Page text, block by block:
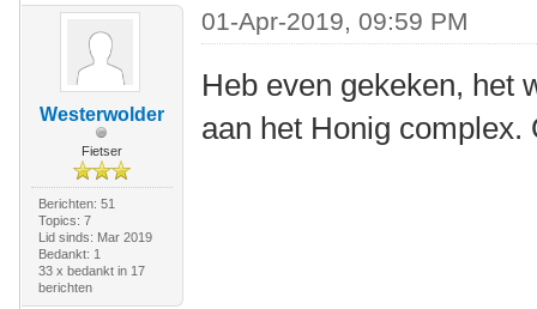
Westerwolder
Fietser
Berichten: 51
Topics: 7
Lid sinds: Mar 2019
Bedankt: 1
33 x bedankt in 17
berichten
01-Apr-2019, 09:59 PM
Heb even gekeken, het
aan het Honig